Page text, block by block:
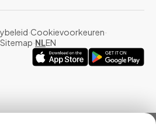
·Cookievoorkeuren·
Sitemap·NLEN